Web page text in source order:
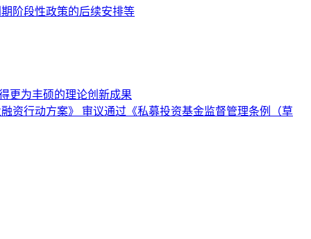
阶段性政策的后续安排等
更为丰硕的理论创新成果
资行动方案》 审议通过《私募投资基金监督管理条例（草